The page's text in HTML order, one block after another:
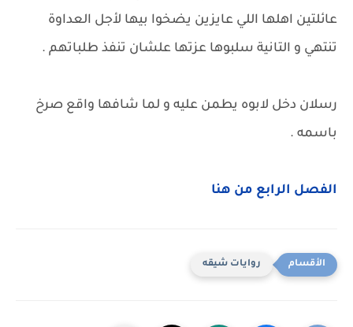
عائلتين اهلها اللي عايزين يضخوا بيها لأجل العداوة
تنتهي و التانية سلبوها عزتها علشان تنفذ طلباتهم .
رسلان دخل لابوه يطمن عليه و لما شافها واقع صرخ
باسمه .
الفصل الرابع من هنا
روايات شيقه